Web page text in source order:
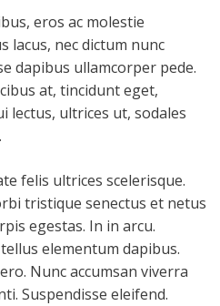
eros ac molestie
lacus, nec dictum nunc
dapibus ullamcorper pede.
at, tincidunt eget,
ultrices ut, sodales
felis ultrices scelerisque.
tristique senectus et netus
egestas. In in arcu.
elementum dapibus.
Nunc accumsan viverra
Suspendisse eleifend.